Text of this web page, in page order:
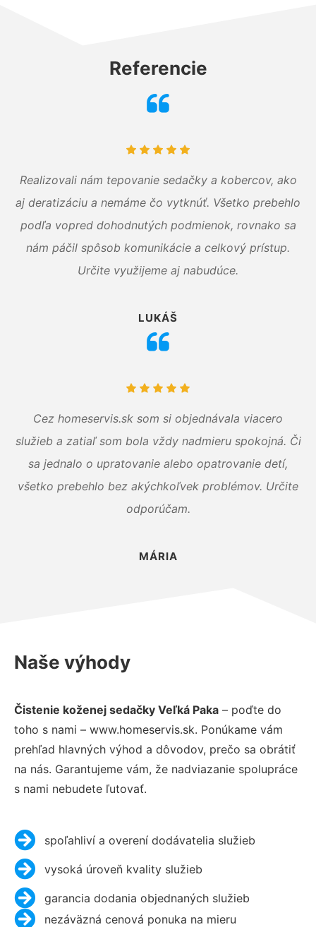
Referencie
Realizovali nám tepovanie sedačky a kobercov, ako
aj deratizáciu a nemáme čo vytknúť. Všetko prebehlo
podľa vopred dohodnutých podmienok, rovnako sa
nám páčil spôsob komunikácie a celkový prístup.
Určite využijeme aj nabudúce.
LUKÁŠ
Cez homeservis.sk som si objednávala viacero
služieb a zatiaľ som bola vždy nadmieru spokojná. Či
sa jednalo o upratovanie alebo opatrovanie detí,
všetko prebehlo bez akýchkoľvek problémov. Určite
odporúčam.
MÁRIA
Naše výhody
Čistenie koženej sedačky Veľká Paka – poďte do
toho s nami – www.homeservis.sk. Ponúkame vám
prehľad hlavných výhod a dôvodov, prečo sa obrátiť
na nás. Garantujeme vám, že nadviazanie spolupráce
s nami nebudete ľutovať.
spoľahliví a overení dodávatelia služieb
vysoká úroveň kvality služieb
garancia dodania objednaných služieb
nezáväzná cenová ponuka na mieru